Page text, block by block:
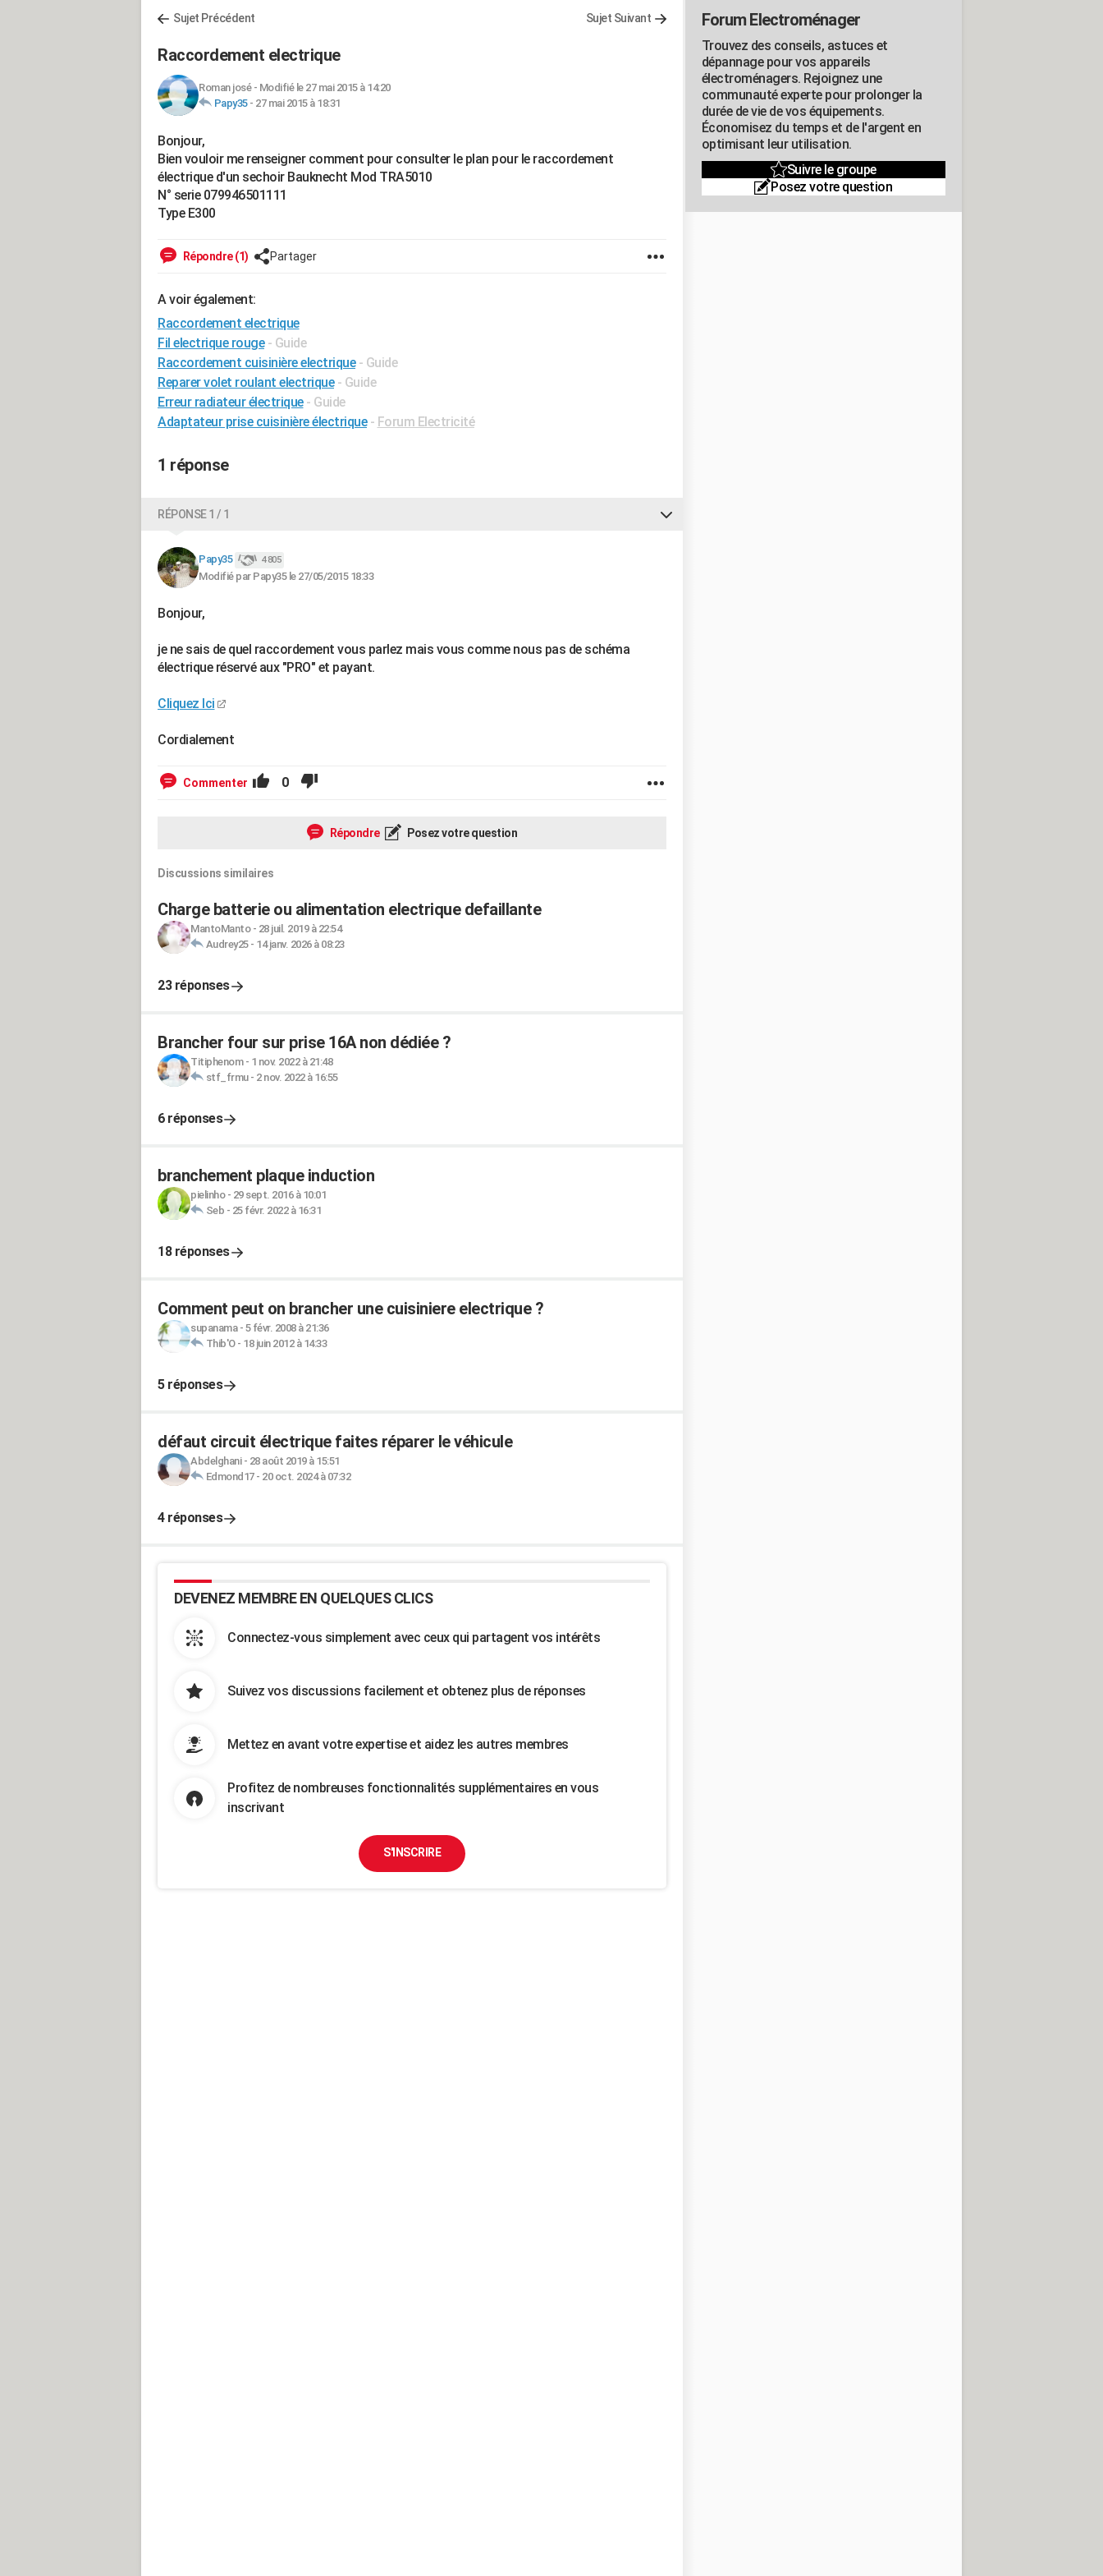
Sujet Précédent Sujet Suivant
Raccordement electrique
Roman josé- Modifié le 27 mai 2015 à 14:20
Papy35- 27 mai 2015 à 18:31
Bonjour,
Bien vouloir me renseigner comment pour consulter le plan pour le raccordement
électrique d'un sechoir Bauknecht Mod TRA5010
N° serie 079946501111
Type E300
Répondre (1) Partager
A voir également:
Raccordement electrique
Fil electrique rouge - Guide
Raccordement cuisinière electrique - Guide
Reparer volet roulant electrique - Guide
Erreur radiateur électrique - Guide
Adaptateur prise cuisinière électrique - Forum Electricité
1 réponse
RÉPONSE 1 / 1
Papy35 4 805
Modifié par Papy35 le 27/05/2015 18:33
Bonjour,
je ne sais de quel raccordement vous parlez mais vous comme nous pas de schéma
électrique réservé aux "PRO" et payant.
Cliquez Ici
Cordialement
Commenter 0
Répondre Posez votre question
Discussions similaires
Charge batterie ou alimentation electrique defaillante
MantoManto- 28 juil. 2019 à 22:54
Audrey25- 14 janv. 2026 à 08:23
23 réponses
Brancher four sur prise 16A non dédiée ?
Titiphenom- 1 nov. 2022 à 21:48
stf_frmu- 2 nov. 2022 à 16:55
6 réponses
branchement plaque induction
pielinho- 29 sept. 2016 à 10:01
Seb - 25 févr. 2022 à 16:31
18 réponses
Comment peut on brancher une cuisiniere electrique ?
supanama- 5 févr. 2008 à 21:36
Thib'O- 18 juin 2012 à 14:33
5 réponses
défaut circuit électrique faites réparer le véhicule
Abdelghani- 28 août 2019 à 15:51
Edmond17- 20 oct. 2024 à 07:32
4 réponses
DEVENEZ MEMBRE EN QUELQUES CLICS
Connectez-vous simplement avec ceux qui partagent vos intérêts
Suivez vos discussions facilement et obtenez plus de réponses
Mettez en avant votre expertise et aidez les autres membres
Profitez de nombreuses fonctionnalités supplémentaires en vous
inscrivant
S'INSCRIRE
Forum Electroménager
Trouvez des conseils, astuces et
dépannage pour vos appareils
électroménagers. Rejoignez une
communauté experte pour prolonger la
durée de vie de vos équipements.
Économisez du temps et de l'argent en
optimisant leur utilisation.
Suivre le groupe
Posez votre question